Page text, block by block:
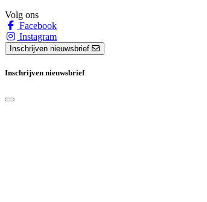
Volg ons
Facebook
Instagram
Inschrijven nieuwsbrief
Inschrijven nieuwsbrief